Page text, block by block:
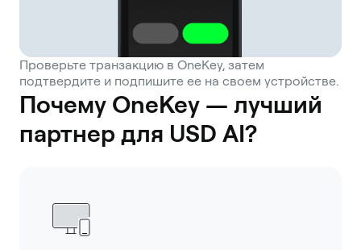
Проверьте транзакцию в OneKey, затем
подтвердите и подпишите ее на своем устройстве.
Почему OneKey — лучший
партнер для USD AI?